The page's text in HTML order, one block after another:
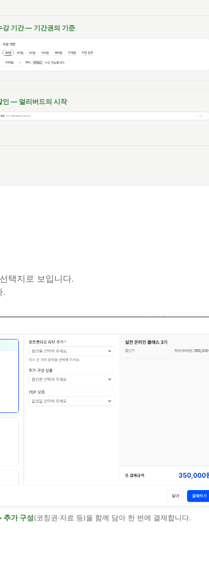
강 기간 — 기간권의 기준
인 — 얼리버드의 시작
택지로 보입니다.
.
추가 구성(코칭권·자료 등)을 함께 담아 한 번에 결제합니다.